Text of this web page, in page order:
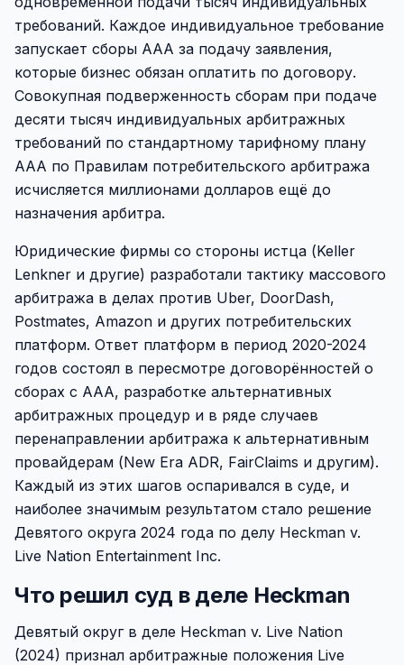
требований. Каждое индивидуальное требование
запускает сборы AAA за подачу заявления,
которые бизнес обязан оплатить по договору.
Совокупная подверженность сборам при подаче
десяти тысяч индивидуальных арбитражных
требований по стандартному тарифному плану
AAA по Правилам потребительского арбитража
исчисляется миллионами долларов ещё до
назначения арбитра.
Юридические фирмы со стороны истца (Keller
Lenkner и другие) разработали тактику массового
арбитража в делах против Uber, DoorDash,
Postmates, Amazon и других потребительских
платформ. Ответ платформ в период 2020-2024
годов состоял в пересмотре договорённостей о
сборах с AAA, разработке альтернативных
арбитражных процедур и в ряде случаев
перенаправлении арбитража к альтернативным
провайдерам (New Era ADR, FairClaims и другим).
Каждый из этих шагов оспаривался в суде, и
наиболее значимым результатом стало решение
Девятого округа 2024 года по делу Heckman v.
Live Nation Entertainment Inc.
Что решил суд в деле Heckman
Девятый округ в деле Heckman v. Live Nation
(2024) признал арбитражные положения Live